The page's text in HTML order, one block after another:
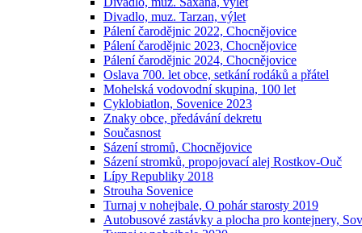
Divadlo, muz. Tarzan, výlet
Pálení čarodějnic 2022, Chocnějovice
Pálení čarodějnic 2023, Chocnějovice
Pálení čarodějnic 2024, Chocnějovice
Oslava 700. let obce, setkání rodáků a přátel
Mohelská vodovodní skupina, 100 let
Cyklobiatlon, Sovenice 2023
Znaky obce, předávání dekretu
Současnost
Sázení stromů, Chocnějovice
Sázení stromků, propojovací alej Rostkov-Ouč
Lípy Republiky 2018
Strouha Sovenice
Turnaj v nohejbale, O pohár starosty 2019
Autobusové zastávky a plocha pro kontejnery,